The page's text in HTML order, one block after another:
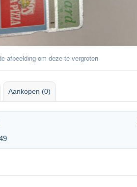
afbeelding om deze te vergroten
Aankopen (0)